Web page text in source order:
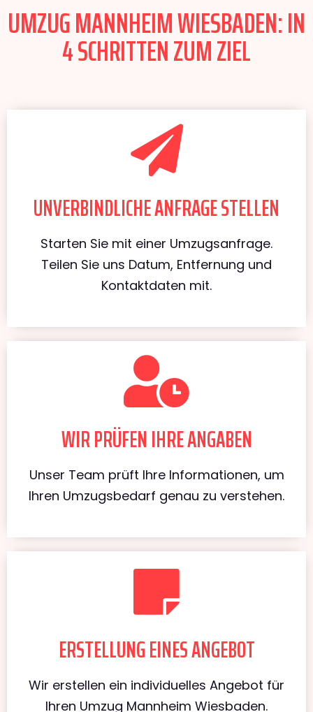
UMZUG MANNHEIM WIESBADEN: IN
4 SCHRITTEN ZUM ZIEL
UNVERBINDLICHE ANFRAGE STELLEN
Starten Sie mit einer Umzugsanfrage.
Teilen Sie uns Datum, Entfernung und
Kontaktdaten mit.
WIR PRÜFEN IHRE ANGABEN
Unser Team prüft Ihre Informationen, um
Ihren Umzugsbedarf genau zu verstehen.
ERSTELLUNG EINES ANGEBOT
Wir erstellen ein individuelles Angebot für
Ihren Umzug Mannheim Wiesbaden.